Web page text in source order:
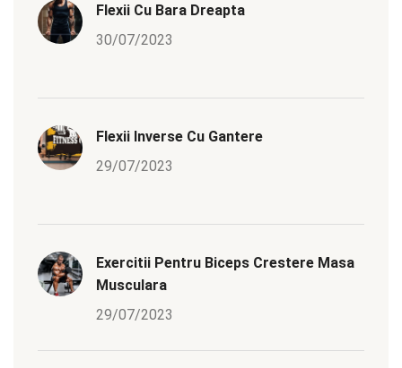
Flexii Cu Bara Dreapta
30/07/2023
Flexii Inverse Cu Gantere
29/07/2023
Exercitii Pentru Biceps Crestere Masa
Musculara
29/07/2023